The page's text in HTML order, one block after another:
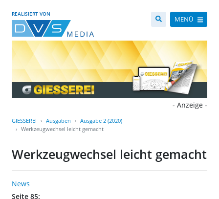
REALISIERT VON
MENÜ
- Anzeige -
GIESSEREI Ausgaben
Ausgabe 2 (2020)
Werkzeugwechsel leicht gemacht
Werkzeugwechsel leicht gemacht
News
Seite 85: